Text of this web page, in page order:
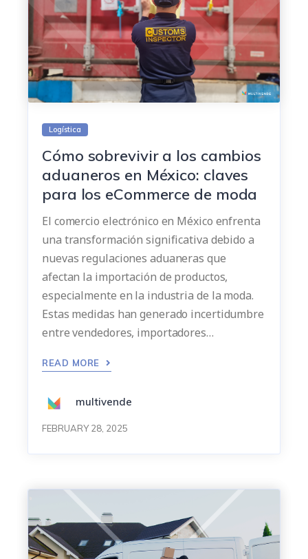
Logística
Cómo sobrevivir a los cambios
aduaneros en México: claves
para los eCommerce de moda
El comercio electrónico en México enfrenta
una transformación significativa debido a
nuevas regulaciones aduaneras que
afectan la importación de productos,
especialmente en la industria de la moda.
Estas medidas han generado incertidumbre
entre vendedores, importadores…
READ MORE
multivende
FEBRUARY 28, 2025